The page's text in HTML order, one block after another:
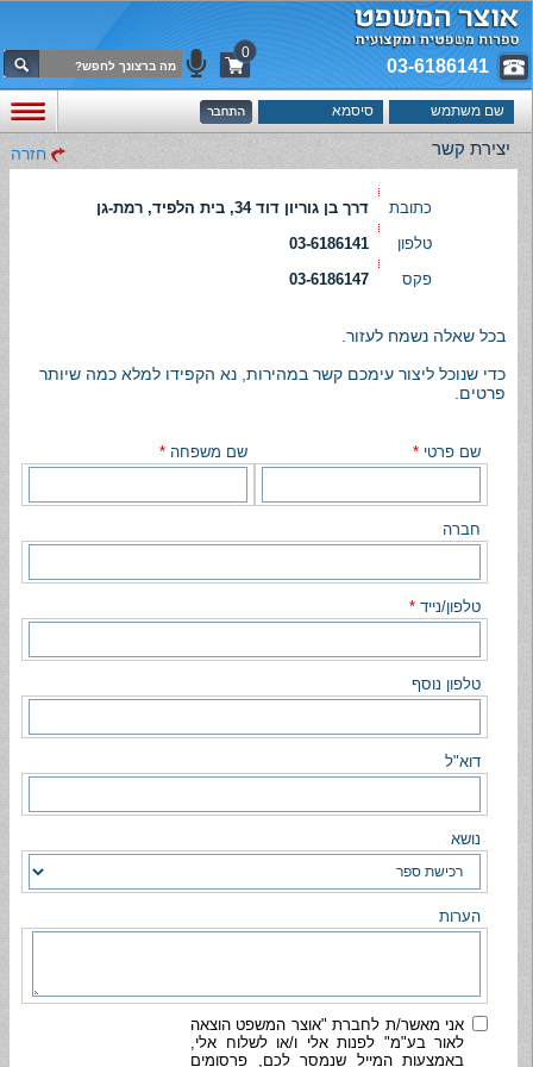
03-6186141
0
יצירת קשר חזרה
כתובת
דרך בן גוריון דוד 34, בית הלפיד, רמת-גן
טלפון
03-6186141
פקס
03-6186147
בכל שאלה נשמח לעזור.
כדי שנוכל ליצור עימכם קשר במהירות, נא הקפידו למלא כמה שיותר
פרטים.
שם פרטי * שם משפחה *
חברה
טלפון/נייד *
טלפון נוסף
דוא"ל
נושא
הערות
אני מאשר/ת לחברת "אוצר המשפט הוצאה
לאור בע"מ" לפנות אלי ו/או לשלוח אלי,
באמצעות המייל שנמסר לכם, פרסומים